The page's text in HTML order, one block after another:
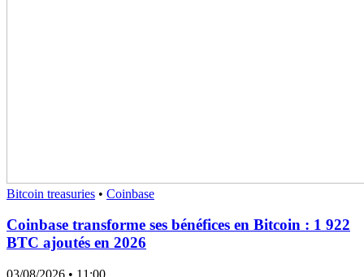
Bitcoin treasuries • Coinbase
Coinbase transforme ses bénéfices en Bitcoin : 1 922
BTC ajoutés en 2026